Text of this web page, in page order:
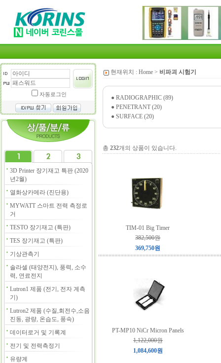
자동로그인
3D Printer 장기재고 특판 (2020
년2월)
열화상카메라 (진단용)
MYWATT 스마트 전력 측정로
거
TESTO 장기재고 (특판)
TES 장기재고 (특판)
기상관측기
솔라셀 (태양전지), 풍력, 소수
력, 연료전지
Lutron1 제품 (전기, 전자 계측
기)
Lutron2 제품 (수질,회전수,소음
진동, 광량, 온습도, 풍속)
데이터로거 및 기록계
전기 및 전력측정기
유량계
현재위치 : Home > 비파괴 시험기
● RADIOGRAPHIC (89)
● PENETRANT (20)
● SURFACE (20)
총 232개의 상품이 있습니다.
TIM-01 Big Timer
382,500원
369,750원
PT-MP10 NiCr Micron Panels
1,122,000원
1,084,600원